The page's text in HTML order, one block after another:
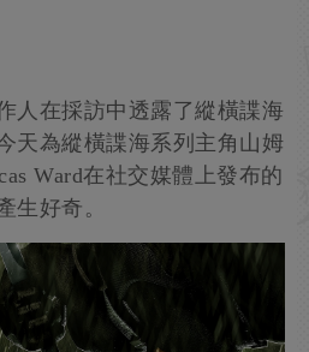
人在採訪中透露了縱橫諜海
天為縱橫諜海系列主角山姆
Ward在社交媒體上發布的
生好奇。